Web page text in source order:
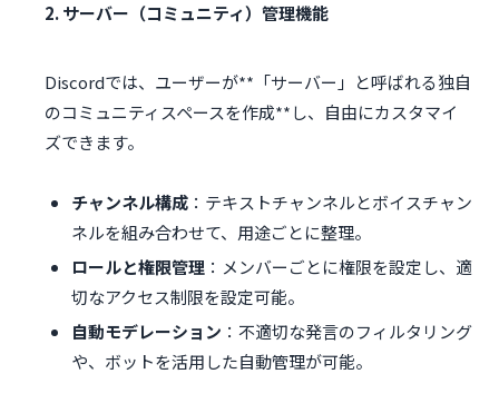
2. サーバー（コミュニティ）管理機能
Discordでは、ユーザーが**「サーバー」と呼ばれる独自
のコミュニティスペースを作成**し、自由にカスタマイ
ズできます。
チャンネル構成 ：テキストチャンネルとボイスチャン
ネルを組み合わせて、用途ごとに整理。
ロールと権限管理 ：メンバーごとに権限を設定し、適
切なアクセス制限を設定可能。
自動モデレーション ：不適切な発言のフィルタリング
や、ボットを活用した自動管理が可能。